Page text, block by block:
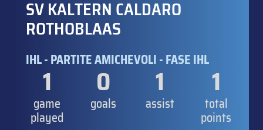
SV KALTERN CALDARO
ROTHOBLAAS
IHL - PARTITE AMICHEVOLI - FASE IHL
1
game
played
0
goals
1
assist
1
total
points